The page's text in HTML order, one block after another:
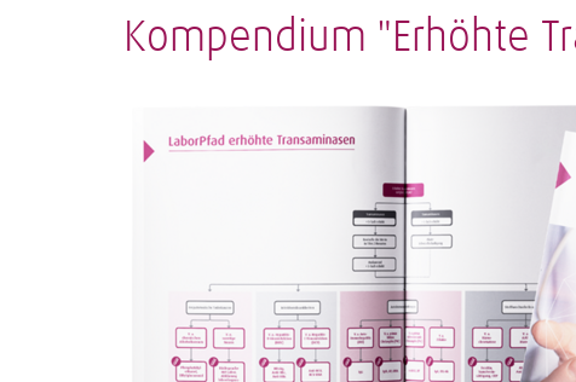
Kompendium "Erhöhte